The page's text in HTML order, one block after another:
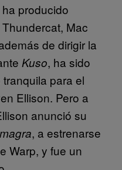
producido
Mac
de dirigir la
Kuso, ha sido
para el
Ellison. Pero a
anunció su
, a estrenarse
Warp, y fue un